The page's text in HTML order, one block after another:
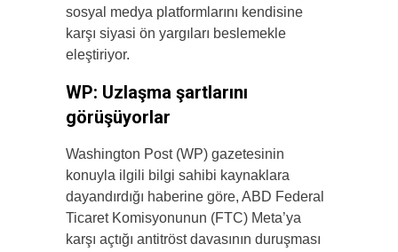
sosyal medya platformlarını kendisine
karşı siyasi ön yargıları beslemekle
eleştiriyor.
WP: Uzlaşma şartlarını
görüşüyorlar
Washington Post (WP) gazetesinin
konuyla ilgili bilgi sahibi kaynaklara
dayandırdığı haberine göre, ABD Federal
Ticaret Komisyonunun (FTC) Meta’ya
karşı açtığı antitröst davasının duruşması